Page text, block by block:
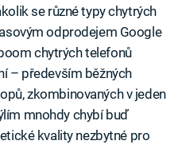
se různé typy chytrých
odprodejem Google
chytrých telefonů
– především běžných
zkombinovaných v jeden
mnohdy chybí buď
kvality nezbytné pro